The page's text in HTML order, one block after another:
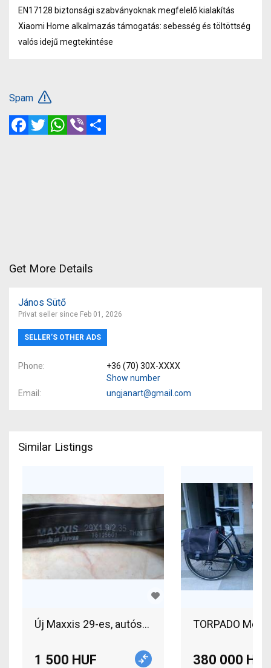
EN17128 biztonsági szabványoknak megfelelő kialakítás
Xiaomi Home alkalmazás támogatás: sebesség és töltöttség
valós idejű megtekintése
Spam
FacebookTwitterWhatsApp
Viber
Get More Details
János Sütő
Privat seller since Feb 01, 2026
SELLER’S OTHER ADS
Phone
+36 (70) 30X-XXXX
Show number
Email
ungjanart@gmail.com
Similar Listings
Új Maxxis 29-es, autószelepes belső eladó.
1 500 HUF
TORPADO
380 000 HUF